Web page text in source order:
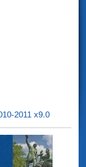
2011 x9.0